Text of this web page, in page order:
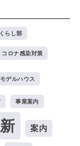
くらし部
コロナ感染対策
モデルハウス
事業案内
案内